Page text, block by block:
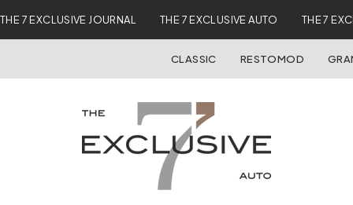
THE 7 EXCLUSIVE JOURNAL THE 7 EXCLUSIVE AUTO THE 7
CLASSIC RESTOMOD